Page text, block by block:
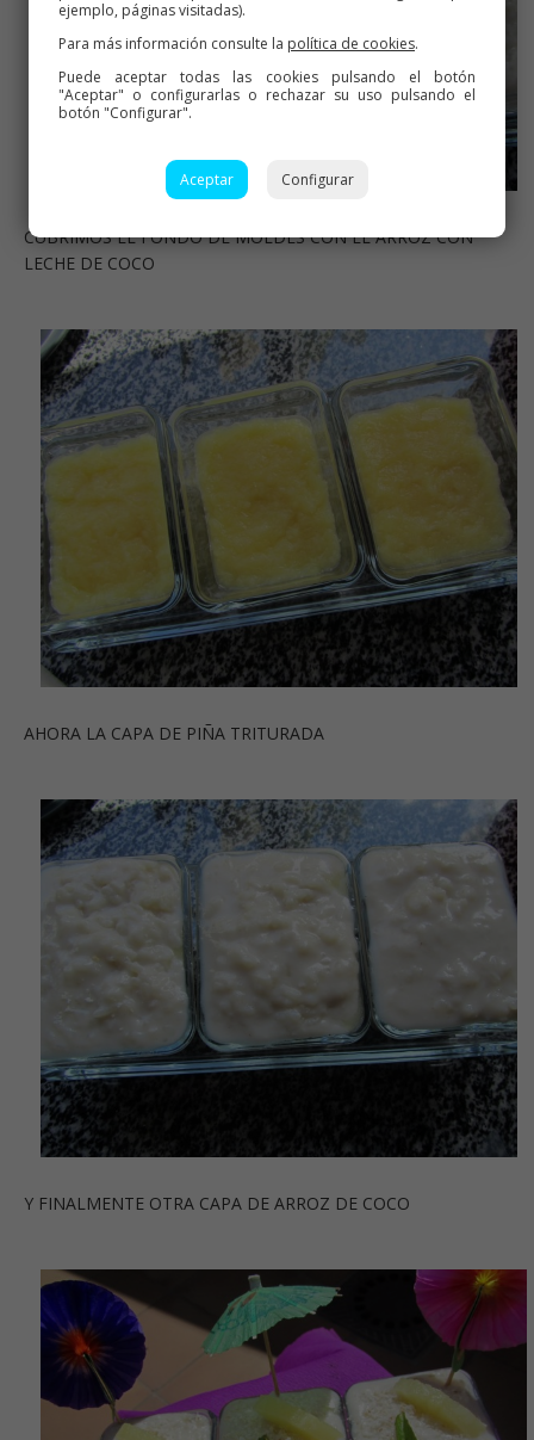
CUBRIMOS EL FONDO DE MOLDES CON EL ARROZ CON
LECHE DE COCO
AHORA LA CAPA DE PIÑA TRITURADA
Y FINALMENTE OTRA CAPA DE ARROZ DE COCO
ejemplo, páginas visitadas).
Para más información consulte la política de cookies.
Puede aceptar todas las cookies pulsando el botón
"Aceptar" o configurarlas o rechazar su uso pulsando el
botón "Configurar".
Aceptar Configurar